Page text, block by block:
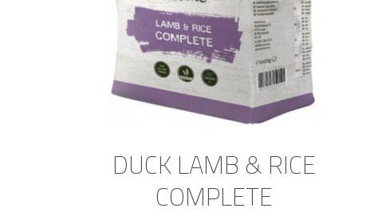
DUCK LAMB & RICE
COMPLETE